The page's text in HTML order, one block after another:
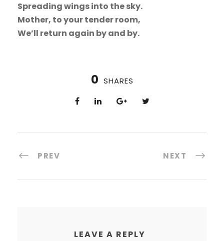
Spreading wings into the sky.
Mother, to your tender room,
We’ll return again by and by.
0 SHARES
PREV NEXT
LEAVE A REPLY